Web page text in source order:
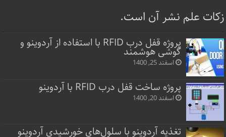
زکات علم نشر آن است.
پروژه قفل‌ درب RFID با استفاده از آردوینو و
گوشی هوشمند
اسفند 25, 1400
پروژه ساخت قفل‌ درب RFID با آردوینو
اسفند 20, 1400
تغذیه آردوینو با سلول‌های خورشیدی آردوینو